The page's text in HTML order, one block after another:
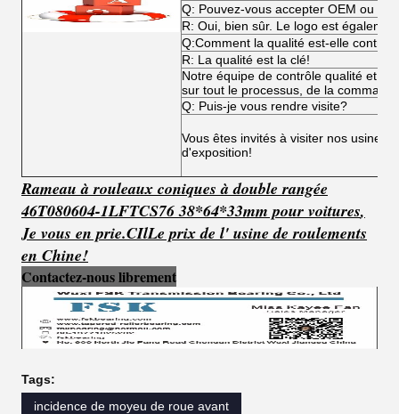
Q: Pouvez-vous accepter OEM ou
R: Oui, bien sûr. Le logo est
Q:Comment la qualité est-elle
R: La qualité est la clé!
Notre équipe de contrôle qualité et
sur tout le processus, de la
Q: Puis-je vous rendre visite?
Vous êtes invités à visiter nos usines,
d'exposition!
Rameau à rouleaux coniques à double rangée
46T080604-1LFTCS76 38*64*33mm pour voitures,
Je vous en prie.CIlLe prix de l' usine de roulements
en Chine!
Contactez-nous librement
Tags:
incidence de moyeu de roue avant